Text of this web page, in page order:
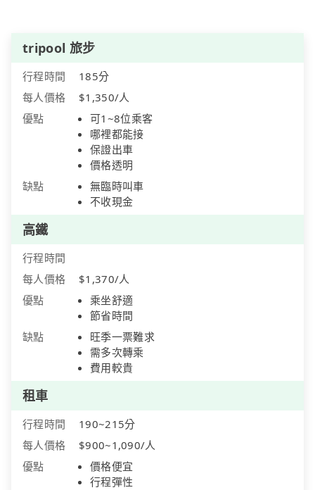
tripool 旅步
行程時間
185分
每人價格
$1,350/人
優點
可1~8位乘客
哪裡都能接
保證出車
價格透明
缺點
無臨時叫車
不收現金
高鐵
行程時間
每人價格
$1,370/人
優點
乘坐舒適
節省時間
缺點
旺季一票難求
需多次轉乘
費用較貴
租車
行程時間
190~215分
每人價格
$900~1,090/人
優點
價格便宜
行程彈性